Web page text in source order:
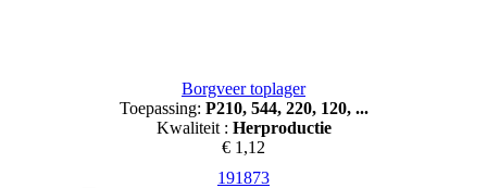
Borgveer toplager
Toepassing: P210, 544, 220, 120, ...
Kwaliteit : Herproductie
€ 1,12
191873